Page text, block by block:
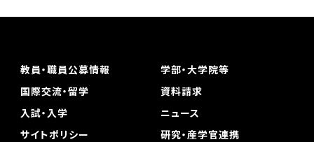
教員・職員公募情報
学部・大学院等
国際交流・留学
資料請求
入試・入学
ニュース
サイトポリシー
研究・産学官連携